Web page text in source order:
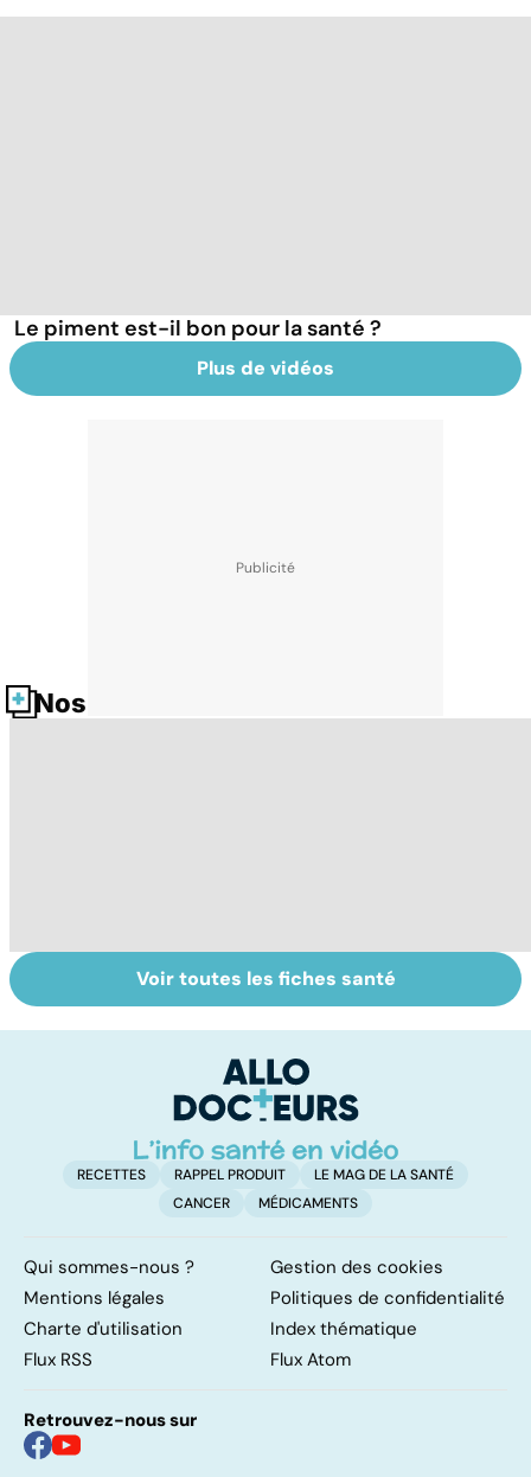
Le piment est-il bon pour la santé ?
Plus de vidéos
Nos fiches santé
osseuse : des
Narcolepsie : des
crises de
involontaires
Voir toutes les fiches santé
RECETTES RAPPEL PRODUIT
LE MAG DE LA SANTÉ
CANCER
MÉDICAMENTS
Qui sommes-nous ?
Gestion des cookies
Mentions légales
Politiques de confidentialité
Charte d'utilisation
Index thématique
Flux RSS
Flux Atom
Retrouvez-nous sur